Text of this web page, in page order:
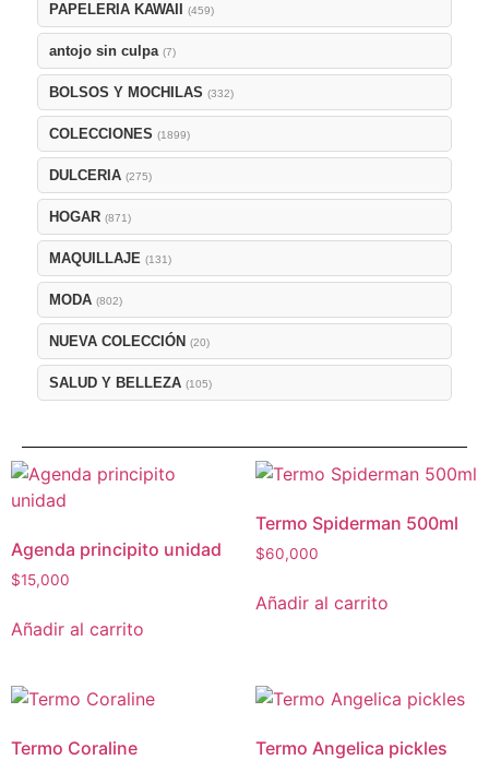
PAPELERIA KAWAII (459)
antojo sin culpa (7)
BOLSOS Y MOCHILAS (332)
COLECCIONES (1899)
DULCERIA (275)
HOGAR (871)
MAQUILLAJE (131)
MODA (802)
NUEVA COLECCIÓN (20)
SALUD Y BELLEZA (105)
Agenda principito unidad
$15,000
Añadir al carrito
Termo Spiderman 500ml
$60,000
Añadir al carrito
Termo Coraline Termo Angelica pickles